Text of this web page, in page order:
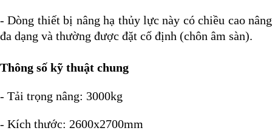
- Dòng thiết bị nâng hạ thủy lực này có chiều cao nâng
đa dạng và thường được đặt cố định (chôn âm sàn).
Thông số kỹ thuật chung
- Tải trọng nâng: 3000kg
- Kích thước: 2600x2700mm